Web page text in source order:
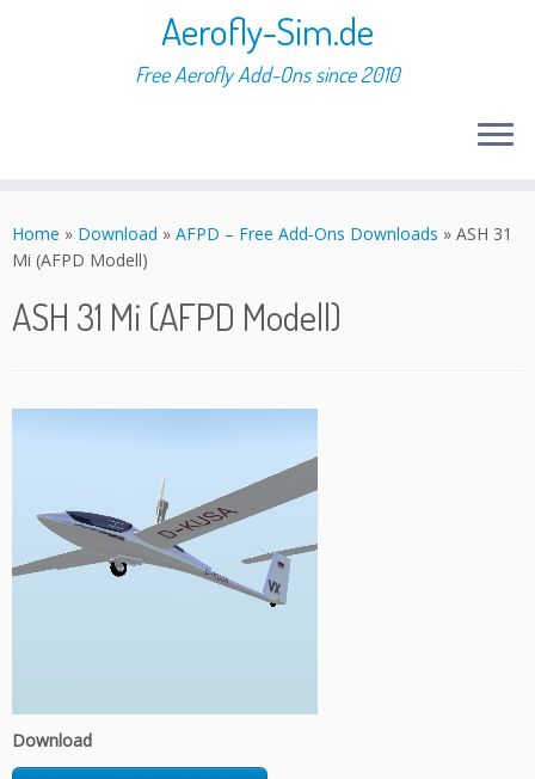
to
content
Aerofly-Sim.de
Free Aerofly Add-Ons since 2010
Home » Download » AFPD – Free Add-Ons Downloads » ASH 31
Mi (AFPD Modell)
ASH 31 Mi (AFPD Modell)
Download